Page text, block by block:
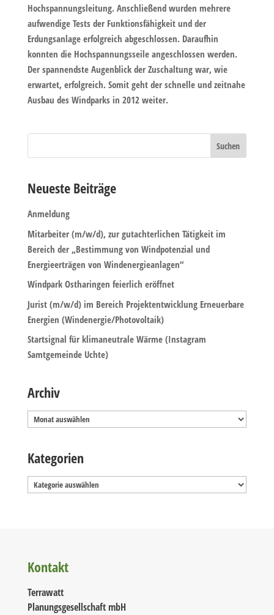
Hochspannungsleitung. Anschließend wurden mehrere
aufwendige Tests der Funktionsfähigkeit und der
Erdungsanlage erfolgreich abgeschlossen. Daraufhin
konnten die Hochspannungsseile angeschlossen werden.
Der spannendste Augenblick der Zuschaltung war, wie
erwartet, erfolgreich. Somit geht der schnelle und zeitnahe
Ausbau des Windparks in 2012 weiter.
Neueste Beiträge
Anmeldung
Mitarbeiter (m/w/d), zur gutachterlichen Tätigkeit im
Bereich der „Bestimmung von Windpotenzial und
Energieerträgen von Windenergieanlagen“
Windpark Ostharingen feierlich eröffnet
Jurist (m/w/d) im Bereich Projektentwicklung Erneuerbare
Energien (Windenergie/Photovoltaik)
Startsignal für klimaneutrale Wärme (Instagram
Samtgemeinde Uchte)
Archiv
Archiv
Kategorien
Kategorien
Kontakt
Terrawatt
Planungsgesellschaft mbH